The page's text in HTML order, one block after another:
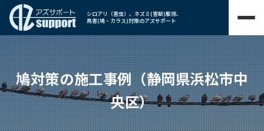
シロアリ（害虫）、ネズミ(害獣)駆除、
鳥害(鳩・カラス)対策のアズサポート
鳩対策の施工事例（静岡県浜松市中
央区）